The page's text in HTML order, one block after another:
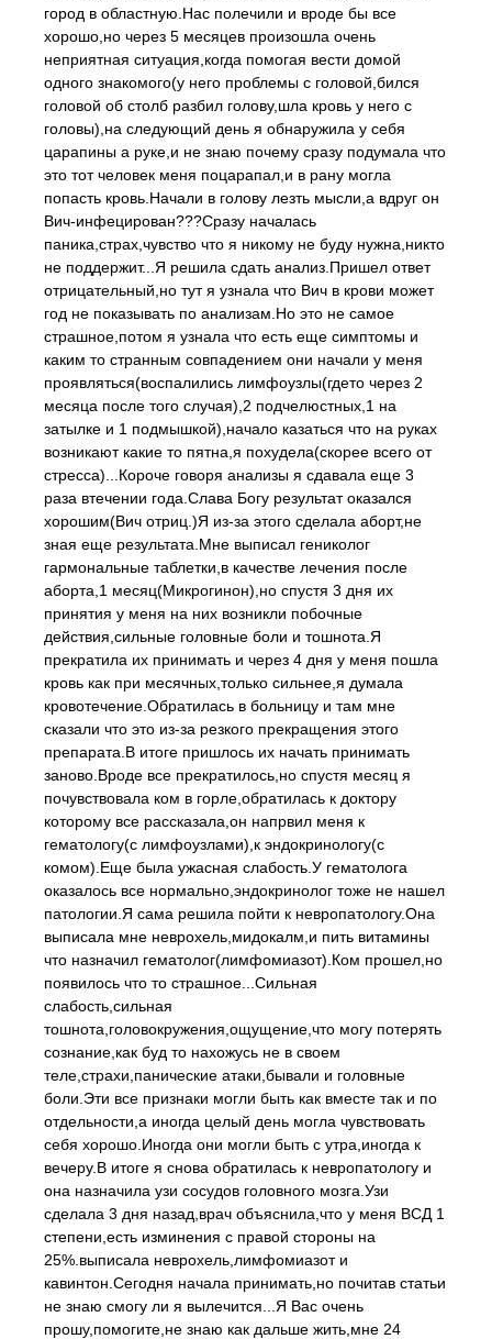
город в областную.Нас полечили и вроде бы все
хорошо,но через 5 месяцев произошла очень
неприятная ситуация,когда помогая вести домой
одного знакомого(у него проблемы с головой,бился
головой об столб разбил голову,шла кровь у него с
головы),на следующий день я обнаружила у себя
царапины а руке,и не знаю почему сразу подумала что
это тот человек меня поцарапал,и в рану могла
попасть кровь.Начали в голову лезть мысли,а вдруг он
Вич-инфецирован???Сразу началась
паника,страх,чувство что я никому не буду нужна,никто
не поддержит...Я решила сдать анализ.Пришел ответ
отрицательный,но тут я узнала что Вич в крови может
год не показывать по анализам.Но это не самое
страшное,потом я узнала что есть еще симптомы и
каким то странным совпадением они начали у меня
проявляться(воспалились лимфоузлы(гдето через 2
месяца после того случая),2 подчелюстных,1 на
затылке и 1 подмышкой),начало казаться что на руках
возникают какие то пятна,я похудела(скорее всего от
стресса)...Короче говоря анализы я сдавала еще 3
раза втечении года.Слава Богу результат оказался
хорошим(Вич отриц.)Я из-за этого сделала аборт,не
зная еще результата.Мне выписал гениколог
гармональные таблетки,в качестве лечения после
аборта,1 месяц(Микрогинон),но спустя 3 дня их
принятия у меня на них возникли побочные
действия,сильные головные боли и тошнота.Я
прекратила их принимать и через 4 дня у меня пошла
кровь как при месячных,только сильнее,я думала
кровотечение.Обратилась в больницу и там мне
сказали что это из-за резкого прекращения этого
препарата.В итоге пришлось их начать принимать
заново.Вроде все прекратилось,но спустя месяц я
почувствовала ком в горле,обратилась к доктору
которому все рассказала,он напрвил меня к
гематологу(с лимфоузлами),к эндокринологу(с
комом).Еще была ужасная слабость.У гематолога
оказалось все нормально,эндокринолог тоже не нашел
патологии.Я сама решила пойти к невропатологу.Она
выписала мне неврохель,мидокалм,и пить витамины
что назначил гематолог(лимфомиазот).Ком прошел,но
появилось что то страшное...Сильная
слабость,сильная
тошнота,головокружения,ощущение,что могу потерять
сознание,как буд то нахожусь не в своем
теле,страхи,панические атаки,бывали и головные
боли.Эти все признаки могли быть как вместе так и по
отдельности,а иногда целый день могла чувствовать
себя хорошо.Иногда они могли быть с утра,иногда к
вечеру.В итоге я снова обратилась к невропатологу и
она назначила узи сосудов головного мозга.Узи
сделала 3 дня назад,врач объяснила,что у меня ВСД 1
степени,есть изминения с правой стороны на
25%.выписала неврохель,лимфомиазот и
кавинтон.Сегодня начала принимать,но почитав статьи
не знаю смогу ли я вылечится...Я Вас очень
прошу,помогите,не знаю как дальше жить,мне 24